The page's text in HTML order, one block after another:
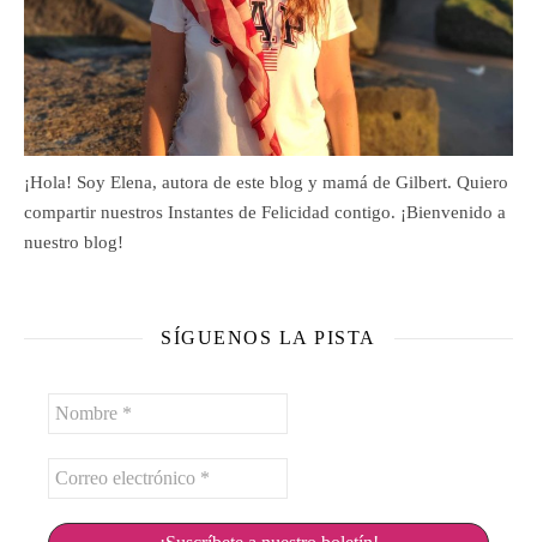
¡Hola! Soy Elena, autora de este blog y mamá de Gilbert. Quiero
compartir nuestros Instantes de Felicidad contigo. ¡Bienvenido a
nuestro blog!
SÍGUENOS LA PISTA
Nombre
Correo
*